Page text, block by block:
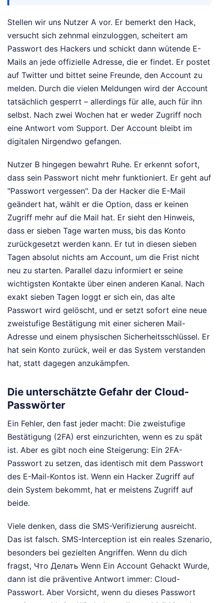
Stellen wir uns Nutzer A vor. Er bemerkt den Hack,
versucht sich zehnmal einzuloggen, scheitert am
Passwort des Hackers und schickt dann wütende E-
Mails an jede offizielle Adresse, die er findet. Er postet
auf Twitter und bittet seine Freunde, den Account zu
melden. Durch die vielen Meldungen wird der Account
tatsächlich gesperrt – allerdings für alle, auch für ihn
selbst. Nach zwei Wochen hat er weder Zugriff noch
eine Antwort vom Support. Der Account bleibt im
digitalen Nirgendwo gefangen.
Nutzer B hingegen bewahrt Ruhe. Er erkennt sofort,
dass sein Passwort nicht mehr funktioniert. Er geht auf
"Passwort vergessen". Da der Hacker die E-Mail
geändert hat, wählt er die Option, dass er keinen
Zugriff mehr auf die Mail hat. Er sieht den Hinweis,
dass er sieben Tage warten muss, bis das Konto
zurückgesetzt werden kann. Er tut in diesen sieben
Tagen absolut nichts am Account, um die Frist nicht
neu zu starten. Parallel dazu informiert er seine
wichtigsten Kontakte über einen anderen Kanal. Nach
exakt sieben Tagen loggt er sich ein, das alte
Passwort wird gelöscht, und er setzt sofort eine neue
zweistufige Bestätigung mit einer sicheren Mail-
Adresse und einem physischen Sicherheitsschlüssel. Er
hat sein Konto zurück, weil er das System verstanden
hat, statt dagegen anzukämpfen.
Die unterschätzte Gefahr der Cloud-
Passwörter
Ein Fehler, den fast jeder macht: Die zweistufige
Bestätigung (2FA) erst einzurichten, wenn es zu spät
ist. Aber es gibt noch eine Steigerung: Ein 2FA-
Passwort zu setzen, das identisch mit dem Passwort
des E-Mail-Kontos ist. Wenn ein Hacker Zugriff auf
dein System bekommt, hat er meistens Zugriff auf
beide.
Viele denken, dass die SMS-Verifizierung ausreicht.
Das ist falsch. SMS-Interception ist ein reales Szenario,
besonders bei gezielten Angriffen. Wenn du dich
fragst, Что Делать Wenn Ein Account Gehackt Wurde,
dann ist die präventive Antwort immer: Cloud-
Passwort. Aber Vorsicht, wenn du dieses Passwort